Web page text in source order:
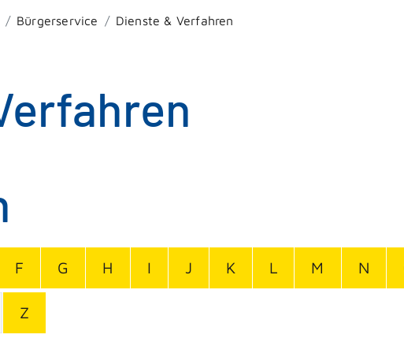
Bürgerservice Dienste & Verfahren
F G H I J K L M N
Z